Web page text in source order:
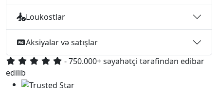
Loukostlar
Aksiyalar və satışlar
- 750.000+ səyahətçi tərəfindən edibar
edilib